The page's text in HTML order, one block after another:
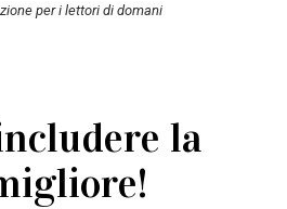
per i lettori di domani
la